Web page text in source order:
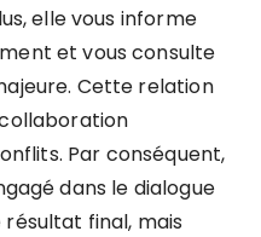
elle vous informe
et vous consulte
Cette relation
Par conséquent,
dans le dialogue
final, mais